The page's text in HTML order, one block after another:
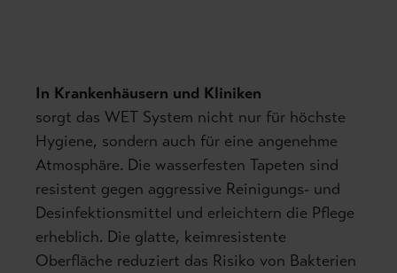
In Krankenhäusern und Kliniken
sorgt das WET System nicht nur für höchste
Hygiene, sondern auch für eine angenehme
Atmosphäre. Die wasserfesten Tapeten sind
resistent gegen aggressive Reinigungs- und
Desinfektionsmittel und erleichtern die Pflege
erheblich. Die glatte, keimresistente
Oberfläche reduziert das Risiko von Bakterien